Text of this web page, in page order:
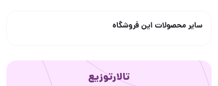
سایر محصولات این فروشگاه
تالارتوزیع